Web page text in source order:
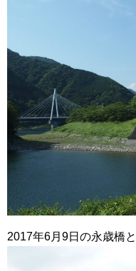
2017年6月9日の永歳橋と